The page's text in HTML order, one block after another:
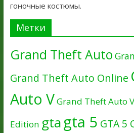
гоночные костюмы.
Метки
Grand Theft Auto
Grand Theft Auto Online
Auto VGrand Theft Auto
Edition gtagta 5 GTA 5